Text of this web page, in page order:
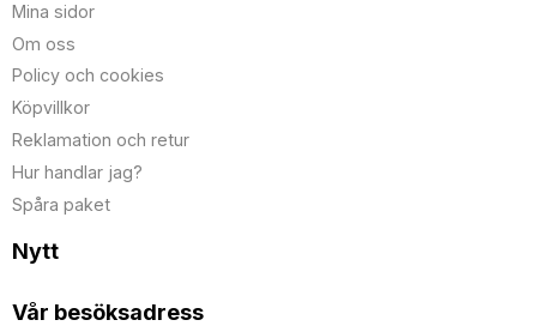
Mina sidor
Om oss
Policy och cookies
Köpvillkor
Reklamation och retur
Hur handlar jag?
Spåra paket
Nytt
Vår besöksadress